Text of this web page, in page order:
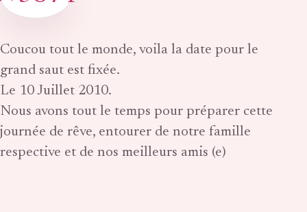
Coucou tout le monde, voila la date pour le
grand saut est fixée.
Le 10 Juillet 2010.
Nous avons tout le temps pour préparer cette
journée de rêve, entourer de notre famille
respective et de nos meilleurs amis (e)